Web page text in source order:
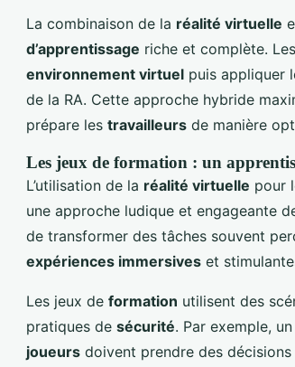
La combinaison de la réalité virtuelle
d’apprentissage riche et complète. Les
environnement virtuel puis appliquer
de la RA. Cette approche hybride
prépare les travailleurs de manière
Les jeux de formation : un
L’utilisation de la réalité virtuelle pour
une approche ludique et engageante
de transformer des tâches souvent
expériences immersives et
Les jeux de formation utilisent des
pratiques de sécurité. Par exemple,
joueurs doivent prendre des